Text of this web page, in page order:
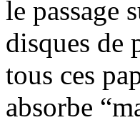
le passage
disques de
tous ces
absorbe